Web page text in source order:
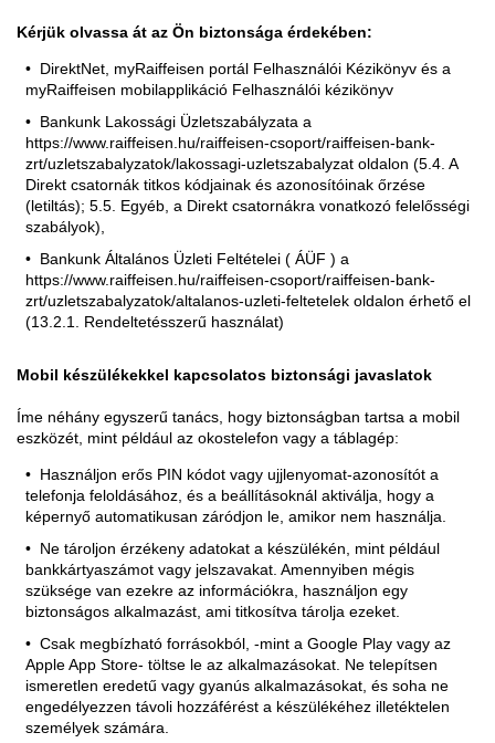
Kérjük olvassa át az Ön biztonsága érdekében:
DirektNet, myRaiffeisen portál Felhasználói Kézikönyv és a
myRaiffeisen mobilapplikáció Felhasználói kézikönyv
Bankunk Lakossági Üzletszabályzata a
https://www.raiffeisen.hu/raiffeisen-csoport/raiffeisen-bank-
zrt/uzletszabalyzatok/lakossagi-uzletszabalyzat oldalon (5.4. A
Direkt csatornák titkos kódjainak és azonosítóinak őrzése
(letiltás); 5.5. Egyéb, a Direkt csatornákra vonatkozó felelősségi
szabályok),
Bankunk Általános Üzleti Feltételei ( ÁÜF ) a
https://www.raiffeisen.hu/raiffeisen-csoport/raiffeisen-bank-
zrt/uzletszabalyzatok/altalanos-uzleti-feltetelek oldalon érhető el
(13.2.1. Rendeltetésszerű használat)
Mobil készülékekkel kapcsolatos biztonsági javaslatok
Íme néhány egyszerű tanács, hogy biztonságban tartsa a mobil
eszközét, mint például az okostelefon vagy a táblagép:
Használjon erős PIN kódot vagy ujjlenyomat-azonosítót a
telefonja feloldásához, és a beállításoknál aktiválja, hogy a
képernyő automatikusan záródjon le, amikor nem használja.
Ne tároljon érzékeny adatokat a készülékén, mint például
bankkártyaszámot vagy jelszavakat. Amennyiben mégis
szüksége van ezekre az információkra, használjon egy
biztonságos alkalmazást, ami titkosítva tárolja ezeket.
Csak megbízható forrásokból, -mint a Google Play vagy az
Apple App Store- töltse le az alkalmazásokat. Ne telepítsen
ismeretlen eredetű vagy gyanús alkalmazásokat, és soha ne
engedélyezzen távoli hozzáférést a készülékéhez illetéktelen
személyek számára.